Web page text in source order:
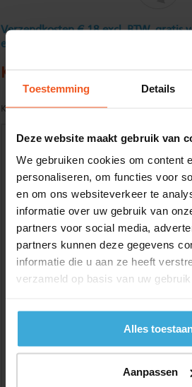
Toestemming Details
Deze website maakt gebruik van
We gebruiken cookies om content
personaliseren, om functies voor
en om ons websiteverkeer te
informatie over uw gebruik van
partners voor social media,
partners kunnen deze gegevens
informatie die u aan ze heeft
verzameld op basis van uw
Alles
Aanpassen
Verzendkosten € 18 excl. BTW, gratis
excl. BTW
Koudgewalst U - profiel 30
Kwaliteit: S235JR volgens EN10025
Gewenste
lengtemaat in
(max. 2000 mm)
+/- 2 mm
Materiaalkosten
Alle bedragen zijn excl. 21% BTW